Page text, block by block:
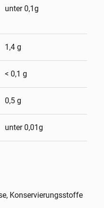
unter 0,1g
1,4 g
< 0,1 g
0,5 g
unter 0,01g
Konservierungsstoffe